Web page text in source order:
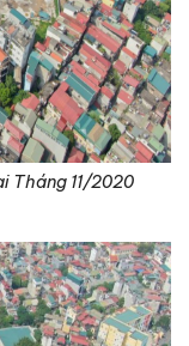
Tháng 11/2020